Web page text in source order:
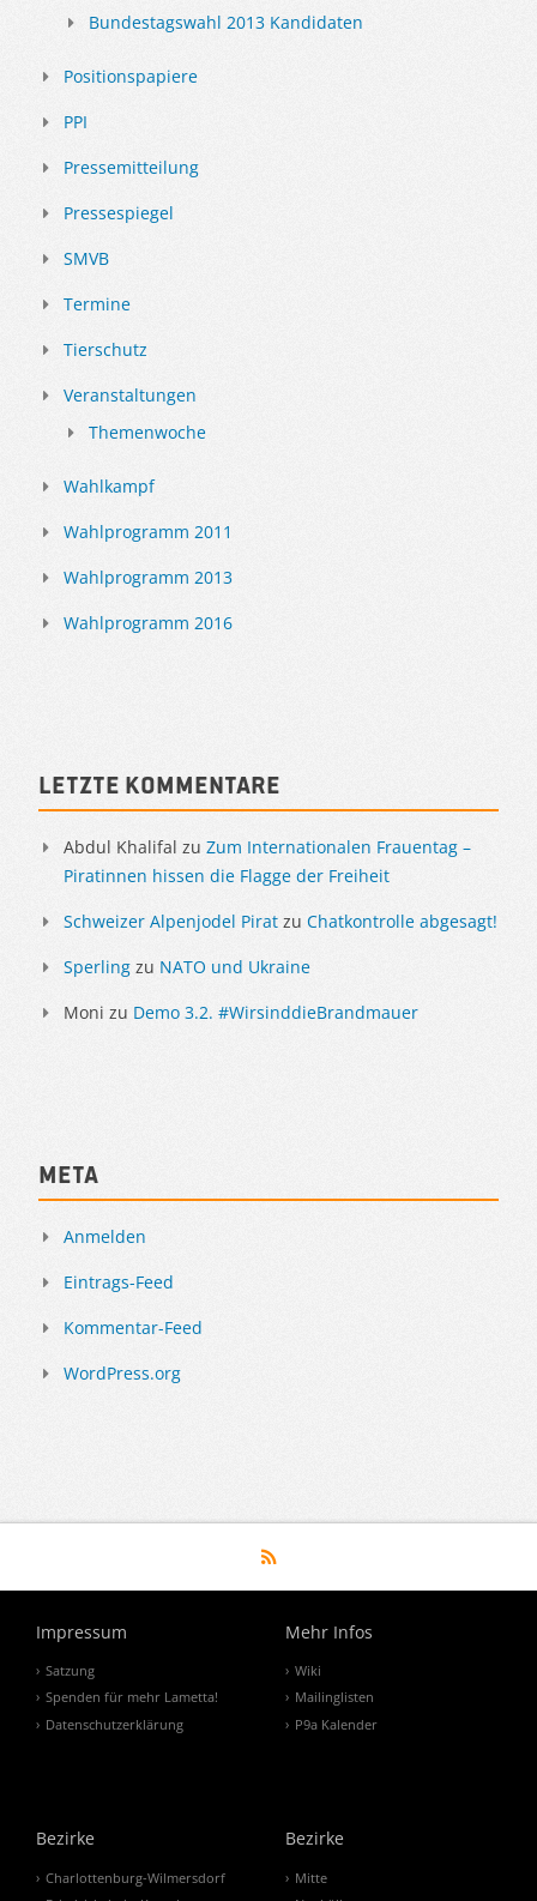
Bundestagswahl 2013 Kandidaten
Positionspapiere
PPI
Pressemitteilung
Pressespiegel
SMVB
Termine
Tierschutz
Veranstaltungen
Themenwoche
Wahlkampf
Wahlprogramm 2011
Wahlprogramm 2013
Wahlprogramm 2016
Letzte Kommentare
Abdul Khalifal zu Zum Internationalen Frauentag –
Piratinnen hissen die Flagge der Freiheit
Schweizer Alpenjodel Pirat zu Chatkontrolle abgesagt!
Sperling zu NATO und Ukraine
Moni zu Demo 3.2. #WirsinddieBrandmauer
Meta
Anmelden
Eintrags-Feed
Kommentar-Feed
WordPress.org
Impressum
Satzung
Spenden für mehr Lametta!
Datenschutzerklärung
Mehr Infos
Wiki
Mailinglisten
P9a Kalender
Bezirke
Charlottenburg-Wilmersdorf
Bezirke
Mitte